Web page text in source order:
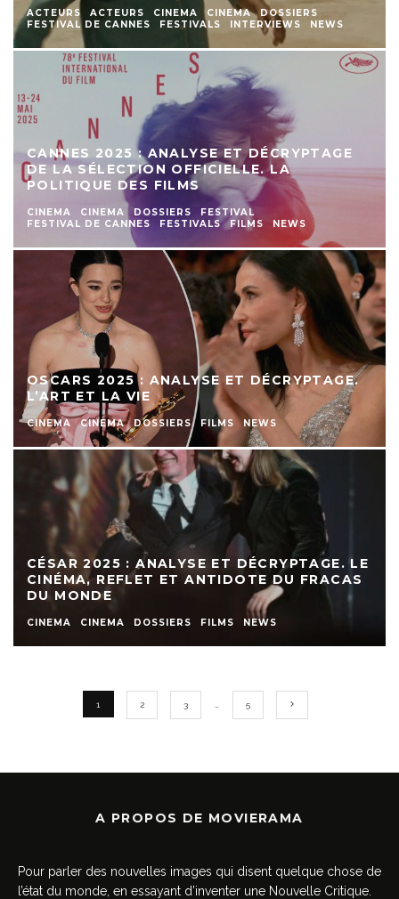
ACTEURS ACTEURS CINEMA CINEMA
DOSSIERS
FESTIVAL DE CANNES
FESTIVALS INTERVIEWS NEWS
CANNES 2025 : ANALYSE ET DÉCRYPTAGE
DE LA SÉLECTION OFFICIELLE. LA
POLITIQUE DES FILMS
CINEMA CINEMA DOSSIERS
FESTIVAL
FESTIVAL DE CANNES
FESTIVALS FILMS NEWS
OSCARS 2025 : ANALYSE ET DÉCRYPTAGE.
L’ART ET LA VIE
CINEMA CINEMA DOSSIERS FILMS NEWS
CÉSAR 2025 : ANALYSE ET DÉCRYPTAGE. LE
CINÉMA, REFLET ET ANTIDOTE DU FRACAS
DU MONDE
CINEMA CINEMA DOSSIERS FILMS NEWS
1 2 3 5
A PROPOS DE MOVIERAMA
Pour parler des nouvelles images qui disent quelque chose de
l’état du monde, en essayant d’inventer une Nouvelle Critique.